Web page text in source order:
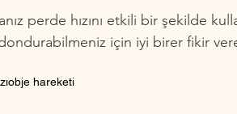
perde hızını etkili bir şekilde
için iyi birer fikir
obje hareketi